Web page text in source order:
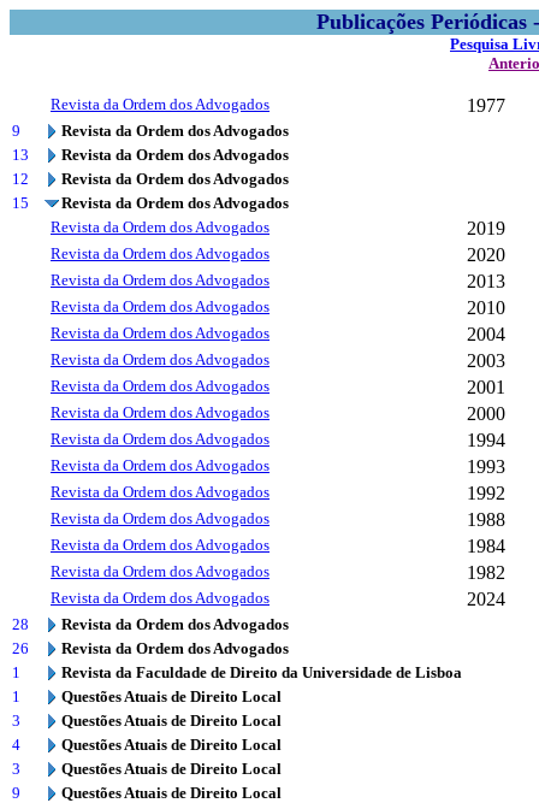
Publicações
Pesquisa
Revista da Ordem dos Advogados 1977
9
Revista da Ordem dos Advogados
13
Revista da Ordem dos Advogados
12
Revista da Ordem dos Advogados
15
Revista da Ordem dos Advogados
Revista da Ordem dos Advogados
2019
Revista da Ordem dos Advogados 2020
Revista da Ordem dos Advogados 2013
Revista da Ordem dos Advogados 2010
Revista da Ordem dos Advogados 2004
Revista da Ordem dos Advogados 2003
Revista da Ordem dos Advogados 2001
Revista da Ordem dos Advogados 2000
Revista da Ordem dos Advogados 1994
Revista da Ordem dos Advogados 1993
Revista da Ordem dos Advogados 1992
Revista da Ordem dos Advogados 1988
Revista da Ordem dos Advogados 1984
Revista da Ordem dos Advogados 1982
Revista da Ordem dos Advogados 2024
28
Revista da Ordem dos Advogados
26
Revista da Ordem dos Advogados
1
Revista da Faculdade de Direito da Universidade de Lisboa
1
Questões Atuais de Direito Local
3
Questões Atuais de Direito Local
4
Questões Atuais de Direito Local
3
Questões Atuais de Direito Local
9
Questões Atuais de Direito Local